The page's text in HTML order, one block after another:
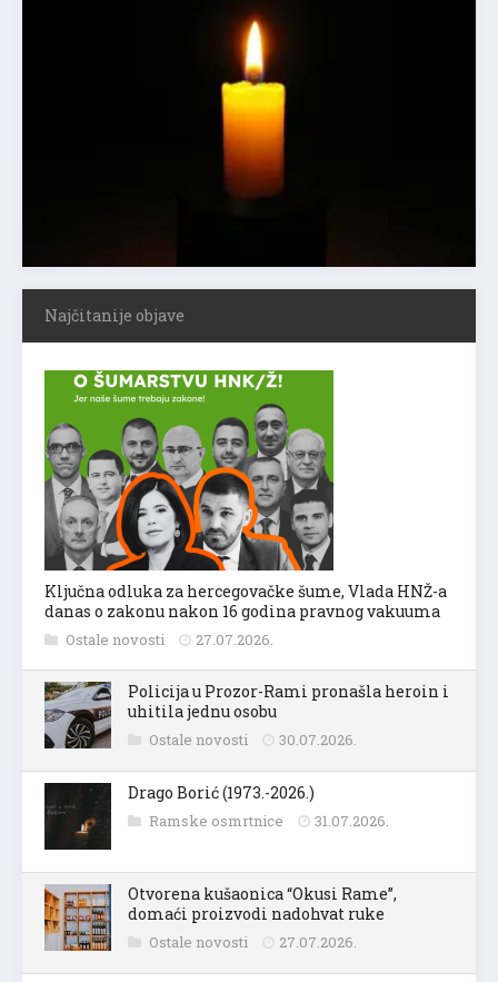
Najčitanije objave
Ključna odluka za hercegovačke šume, Vlada HNŽ-a
danas o zakonu nakon 16 godina pravnog vakuuma
Ostale novosti 27.07.2026.
Policija u Prozor-Rami pronašla heroin i
uhitila jednu osobu
Ostale novosti 30.07.2026.
Drago Borić (1973.-2026.)
Ramske osmrtnice 31.07.2026.
Otvorena kušaonica “Okusi Rame”,
domaći proizvodi nadohvat ruke
Ostale novosti 27.07.2026.